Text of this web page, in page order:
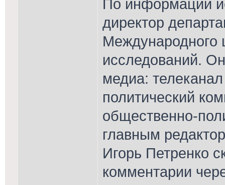
По информации
директор
Международного
исследований.
медиа:
политический
общественно-
главным
Игорь Петренко
комментарии